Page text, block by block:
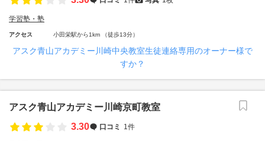
学習塾・塾
アクセス 小田栄駅から1km （徒歩13分）
アスク青山アカデミー川崎中央教室生徒連絡専用のオーナー様で
すか？
アスク青山アカデミー川崎京町教室
3.30
口コミ 1件